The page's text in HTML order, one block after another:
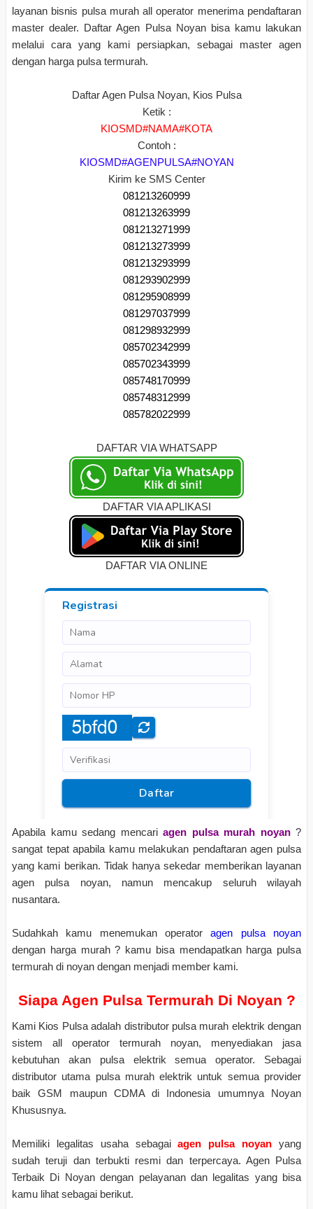
layanan bisnis pulsa murah all operator menerima pendaftaran
master dealer. Daftar Agen Pulsa Noyan bisa kamu lakukan
melalui cara yang kami persiapkan, sebagai master agen
dengan harga pulsa termurah.
Daftar Agen Pulsa Noyan, Kios Pulsa
Ketik :
KIOSMD#NAMA#KOTA
Contoh :
KIOSMD#AGENPULSA#NOYAN
Kirim ke SMS Center
081213260999
081213263999
081213271999
081213273999
081213293999
081293902999
081295908999
081297037999
081298932999
085702342999
085702343999
085748170999
085748312999
085782022999
DAFTAR VIA WHATSAPP
DAFTAR VIA APLIKASI
DAFTAR VIA ONLINE
Apabila kamu sedang mencari agen pulsa murah noyan?
sangat tepat apabila kamu melakukan pendaftaran agen pulsa
yang kami berikan. Tidak hanya sekedar memberikan layanan
agen pulsa noyan, namun mencakup seluruh wilayah
nusantara.
Sudahkah kamu menemukan operatoragen pulsa noyan
dengan harga murah ? kamu bisa mendapatkan harga pulsa
termurah di noyan dengan menjadi member kami.
Siapa Agen Pulsa Termurah Di Noyan ?
Kami Kios Pulsa adalah distributor pulsa murah elektrik dengan
sistem all operator termurah noyan, menyediakan jasa
kebutuhan akan pulsa elektrik semua operator. Sebagai
distributor utama pulsa murah elektrik untuk semua provider
baik GSM maupun CDMA di Indonesia umumnya Noyan
Khususnya.
Memiliki legalitas usaha sebagaiagen pulsa noyan yang
sudah teruji dan terbukti resmi dan terpercaya. Agen Pulsa
Terbaik Di Noyan dengan pelayanan dan legalitas yang bisa
kamu lihat sebagai berikut.